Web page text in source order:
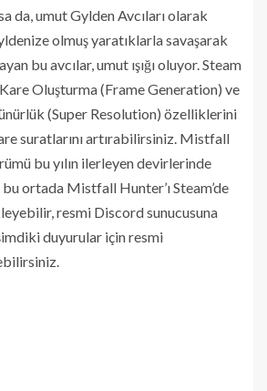
da, umut Gylden Avcıları olarak
olmuş yaratıklarla savaşarak
bu avcılar, umut ışığı oluyor. Steam
Oluşturma (Frame Generation) ve
(Super Resolution) özelliklerini
suratlarını artırabilirsiniz. Mistfall
bu yılın ilerleyen devirlerinde
ortada Mistfall Hunter’ı Steam’de
resmi Discord sunucusuna
duyurular için resmi